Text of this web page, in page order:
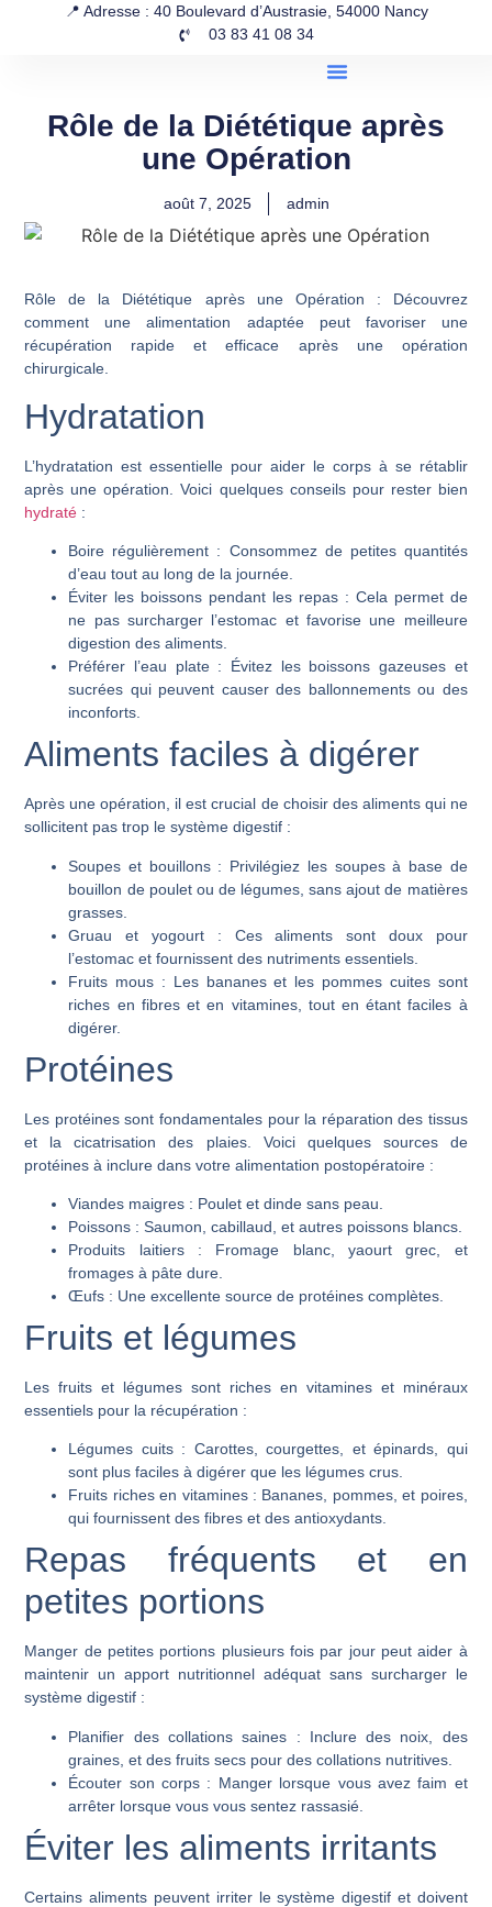
📍 Adresse : 40 Boulevard d’Austrasie, 54000 Nancy
03 83 41 08 34
Rôle de la Diététique après
une Opération
août 7, 2025 admin
Rôle de la Diététique après une Opération : Découvrez
comment une alimentation adaptée peut favoriser une
récupération rapide et efficace après une opération
chirurgicale.
Hydratation
L’hydratation est essentielle pour aider le corps à se rétablir
après une opération. Voici quelques conseils pour rester bien
hydraté :
Boire régulièrement : Consommez de petites quantités
d’eau tout au long de la journée.
Éviter les boissons pendant les repas : Cela permet de
ne pas surcharger l’estomac et favorise une meilleure
digestion des aliments.
Préférer l’eau plate : Évitez les boissons gazeuses et
sucrées qui peuvent causer des ballonnements ou des
inconforts.
Aliments faciles à digérer
Après une opération, il est crucial de choisir des aliments qui ne
sollicitent pas trop le système digestif :
Soupes et bouillons : Privilégiez les soupes à base de
bouillon de poulet ou de légumes, sans ajout de matières
grasses.
Gruau et yogourt : Ces aliments sont doux pour
l’estomac et fournissent des nutriments essentiels.
Fruits mous : Les bananes et les pommes cuites sont
riches en fibres et en vitamines, tout en étant faciles à
digérer.
Protéines
Les protéines sont fondamentales pour la réparation des tissus
et la cicatrisation des plaies. Voici quelques sources de
protéines à inclure dans votre alimentation postopératoire :
Viandes maigres : Poulet et dinde sans peau.
Poissons : Saumon, cabillaud, et autres poissons blancs.
Produits laitiers : Fromage blanc, yaourt grec, et
fromages à pâte dure.
Œufs : Une excellente source de protéines complètes.
Fruits et légumes
Les fruits et légumes sont riches en vitamines et minéraux
essentiels pour la récupération :
Légumes cuits : Carottes, courgettes, et épinards, qui
sont plus faciles à digérer que les légumes crus.
Fruits riches en vitamines : Bananes, pommes, et poires,
qui fournissent des fibres et des antioxydants.
Repas fréquents et en
petites portions
Manger de petites portions plusieurs fois par jour peut aider à
maintenir un apport nutritionnel adéquat sans surcharger le
système digestif :
Planifier des collations saines : Inclure des noix, des
graines, et des fruits secs pour des collations nutritives.
Écouter son corps : Manger lorsque vous avez faim et
arrêter lorsque vous vous sentez rassasié.
Éviter les aliments irritants
Certains aliments peuvent irriter le système digestif et doivent